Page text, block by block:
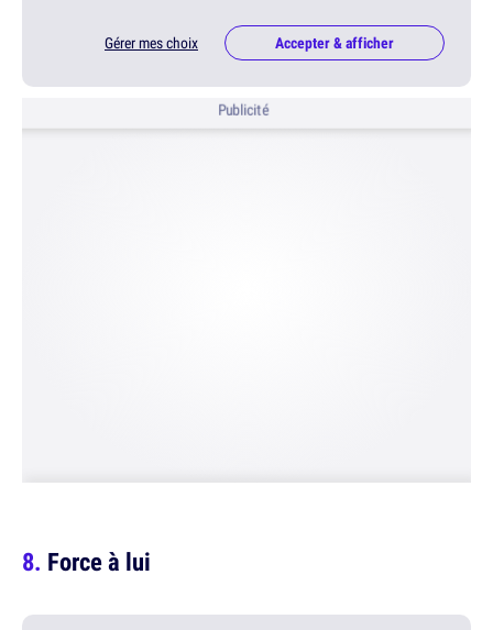
Gérer mes choix Accepter & afficher
Publicité
Force à lui